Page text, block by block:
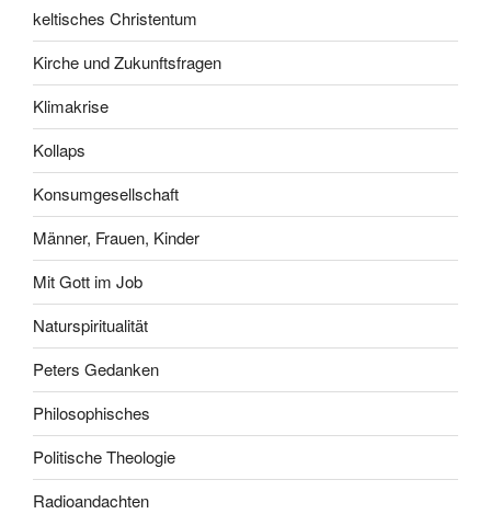
keltisches Christentum
Kirche und Zukunftsfragen
Klimakrise
Kollaps
Konsumgesellschaft
Männer, Frauen, Kinder
Mit Gott im Job
Naturspiritualität
Peters Gedanken
Philosophisches
Politische Theologie
Radioandachten